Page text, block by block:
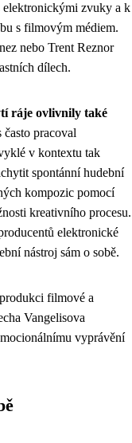
elektronickými zvuky a k
s filmovým médiem.
nebo Trent Reznor
dílech.
ráje ovlivnily také
často pracoval
v kontextu tak
spontánní hudební
kompozic pomocí
kreativního procesu.
elektronické
nástroj sám o sobě.
filmové a
Vangelisova
vyprávění